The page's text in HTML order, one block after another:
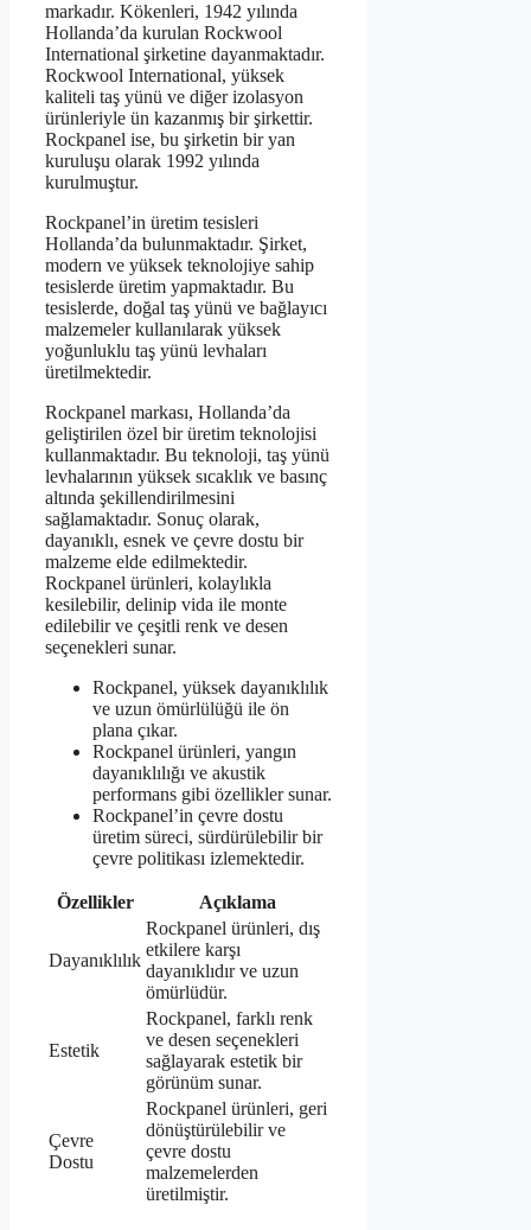
markadır. Kökenleri, 1942 yılında
Hollanda’da kurulan Rockwool
International şirketine dayanmaktadır.
Rockwool International, yüksek
kaliteli taş yünü ve diğer izolasyon
ürünleriyle ün kazanmış bir şirkettir.
Rockpanel ise, bu şirketin bir yan
kuruluşu olarak 1992 yılında
kurulmuştur.
Rockpanel’in üretim tesisleri
Hollanda’da bulunmaktadır. Şirket,
modern ve yüksek teknolojiye sahip
tesislerde üretim yapmaktadır. Bu
tesislerde, doğal taş yünü ve bağlayıcı
malzemeler kullanılarak yüksek
yoğunluklu taş yünü levhaları
üretilmektedir.
Rockpanel markası, Hollanda’da
geliştirilen özel bir üretim teknolojisi
kullanmaktadır. Bu teknoloji, taş yünü
levhalarının yüksek sıcaklık ve basınç
altında şekillendirilmesini
sağlamaktadır. Sonuç olarak,
dayanıklı, esnek ve çevre dostu bir
malzeme elde edilmektedir.
Rockpanel ürünleri, kolaylıkla
kesilebilir, delinip vida ile monte
edilebilir ve çeşitli renk ve desen
seçenekleri sunar.
Rockpanel, yüksek dayanıklılık
ve uzun ömürlülüğü ile ön
plana çıkar.
Rockpanel ürünleri, yangın
dayanıklılığı ve akustik
performans gibi özellikler sunar.
Rockpanel’in çevre dostu
üretim süreci, sürdürülebilir bir
çevre politikası izlemektedir.
Özellikler Açıklama
Dayanıklılık
Rockpanel ürünleri, dış
etkilere karşı
dayanıklıdır ve uzun
ömürlüdür.
Estetik
Rockpanel, farklı renk
ve desen seçenekleri
sağlayarak estetik bir
görünüm sunar.
Çevre
Dostu
Rockpanel ürünleri, geri
dönüştürülebilir ve
çevre dostu
malzemelerden
üretilmiştir.